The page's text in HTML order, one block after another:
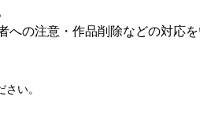
の注意・作品削除などの対応を
い。